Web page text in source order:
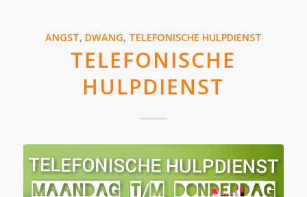
ANGST, DWANG, TELEFONISCHE HULPDIENST
TELEFONISCHE
HULPDIENST